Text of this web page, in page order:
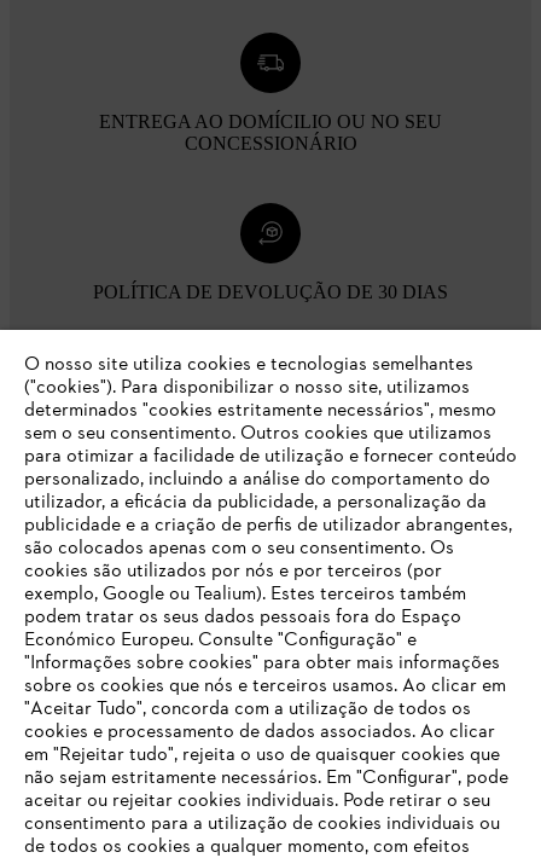
ENTREGA AO DOMÍCILIO OU NO SEU
CONCESSIONÁRIO
POLÍTICA DE DEVOLUÇÃO DE 30 DIAS
Opções de pagamento
Empresa
FAQs Loja Online
Contacto
O SEU NAVEGADOR NÃO SUPORTA
ESTE WEBSITE
Está utilizar um navegador que ainda não suportamos. Para
obter o melhor uso de nosso site, recomendamos que altere
para um dos seguintes navegadores:
O nosso site utiliza cookies e tecnologias semelhantes
("cookies"). Para disponibilizar o nosso site, utilizamos
determinados "cookies estritamente necessários", mesmo
sem o seu consentimento. Outros cookies que utilizamos
para otimizar a facilidade de utilização e fornecer conteúdo
personalizado, incluindo a análise do comportamento do
utilizador, a eficácia da publicidade, a personalização da
publicidade e a criação de perfis de utilizador abrangentes,
são colocados apenas com o seu consentimento. Os
cookies são utilizados por nós e por terceiros (por
exemplo, Google ou Tealium). Estes terceiros também
podem tratar os seus dados pessoais fora do Espaço
Económico Europeu. Consulte "Configuração" e
"Informações sobre cookies" para obter mais informações
sobre os cookies que nós e terceiros usamos. Ao clicar em
"Aceitar Tudo", concorda com a utilização de todos os
cookies e processamento de dados associados. Ao clicar
em "Rejeitar tudo", rejeita o uso de quaisquer cookies que
não sejam estritamente necessários. Em "Configurar", pode
aceitar ou rejeitar cookies individuais. Pode retirar o seu
consentimento para a utilização de cookies individuais ou
de todos os cookies a qualquer momento, com efeitos